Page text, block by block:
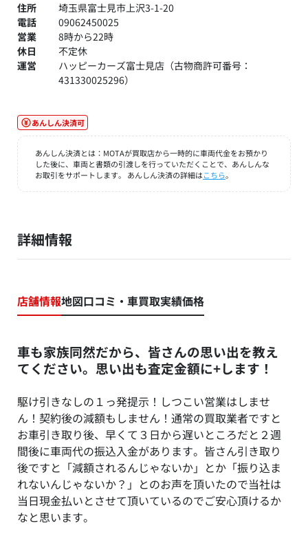
住所
埼玉県富士見市上沢3-1-20
電話
09062450025
営業
8時から22時
休日
不定休
運営
ハッピーカーズ富士見店（古物商許可番号：
431330025296）
あんしん決済可
あんしん決済とは：MOTAが買取店から一時的に車両代金をお預かり
した後に、車両と書類の引渡しを行っていただくことで、あんしんな
お取引をサポートします。 あんしん決済の詳細はこちら。
詳細情報
店舗情報地図口コミ・車買取実績価格
車も家族同然だから、皆さんの思い出を教え
てください。思い出も査定金額に+します！
駆け引きなしの１っ発提示！しつこい営業はしませ
ん！契約後の減額もしません！通常の買取業者ですと
お車引き取り後、早くて３日から遅いところだと２週
間後に車両代の振込入金があります。皆さん引き取り
後ですと「減額されるんじゃないか」とか「振り込ま
れないんじゃないか？」とのお声を頂いたので当社は
当日現金払いとさせて頂いているのでご安心頂けるか
なと思います。